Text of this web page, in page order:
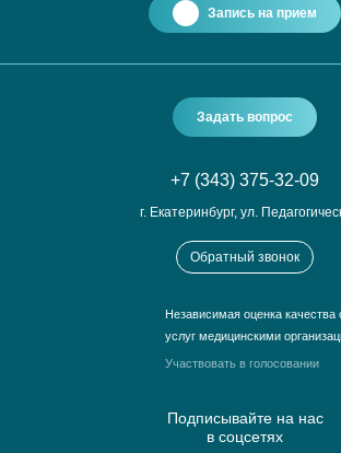
Запись на прием
Задать вопрос
+7 (343) 375-32-09
г. Екатеринбург, ул.
Обратный звонок
Независимая оценка качества
услуг медицинскими
Участвовать в голосовании
Подписывайте на нас
в соцсетях